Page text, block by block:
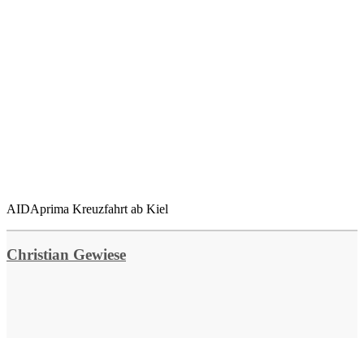
AIDAprima Kreuzfahrt ab Kiel
Christian Gewiese